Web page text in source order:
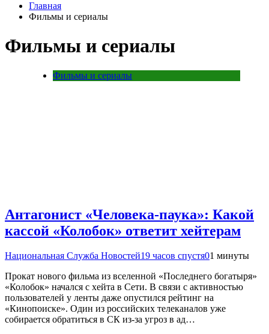
Главная
Фильмы и сериалы
Фильмы и сериалы
Фильмы и сериалы
Антагонист «Человека-паука»: Какой
кассой «Колобок» ответит хейтерам
Национальная Служба Новостей19 часов спустя01 минуты
Прокат нового фильма из вселенной «Последнего богатыря»
«Колобок» начался с хейта в Сети. В связи с активностью
пользователей у ленты даже опустился рейтинг на
«Кинопоиске». Один из российских телеканалов уже
собирается обратиться в СК из-за угроз в ад…